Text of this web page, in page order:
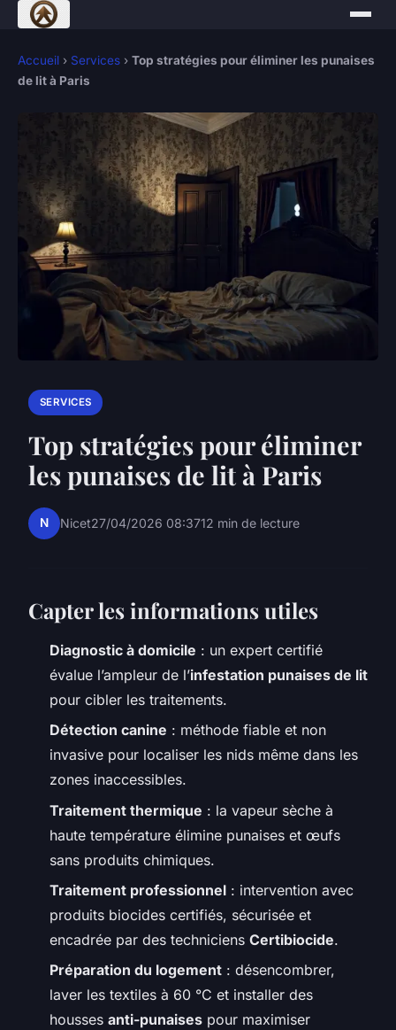
Accueil › Services › Top stratégies pour éliminer les punaises
de lit à Paris
SERVICES
Top stratégies pour éliminer
les punaises de lit à Paris
N Nicet27/04/2026 08:3712 min de lecture
Capter les informations utiles
Diagnostic à domicile : un expert certifié
évalue l’ampleur de l’infestation punaises de lit
pour cibler les traitements.
Détection canine : méthode fiable et non
invasive pour localiser les nids même dans les
zones inaccessibles.
Traitement thermique : la vapeur sèche à
haute température élimine punaises et œufs
sans produits chimiques.
Traitement professionnel : intervention avec
produits biocides certifiés, sécurisée et
encadrée par des techniciens Certibiocide.
Préparation du logement : désencombrer,
laver les textiles à 60 °C et installer des
housses anti-punaises pour maximiser